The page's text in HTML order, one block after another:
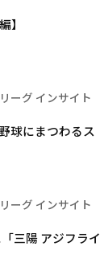
】
ーグ インサイト
球にまつわるス
ーグ インサイト
三陽 アジフライ